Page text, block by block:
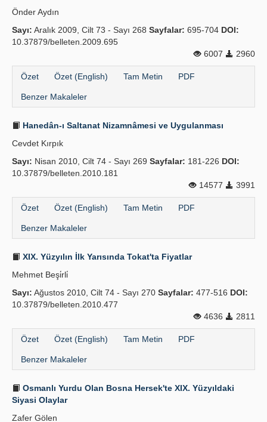
Önder Aydın
Sayı: Aralık 2009, Cilt 73 - Sayı 268 Sayfalar: 695-704 DOI:
10.37879/belleten.2009.695
6007
2960
Özet Özet (English) Tam Metin PDF
Benzer Makaleler
Hanedân-ı Saltanat Nizamnâmesi ve Uygulanması
Cevdet Kırpık
Sayı: Nisan 2010, Cilt 74 - Sayı 269 Sayfalar: 181-226 DOI:
10.37879/belleten.2010.181
14577
3991
Özet Özet (English) Tam Metin PDF
Benzer Makaleler
XIX. Yüzyılın İlk Yarısında Tokat'ta Fiyatlar
Mehmet Beşi̇rli̇
Sayı: Ağustos 2010, Cilt 74 - Sayı 270 Sayfalar: 477-516 DOI:
10.37879/belleten.2010.477
4636
2811
Özet Özet (English) Tam Metin PDF
Benzer Makaleler
Osmanlı Yurdu Olan Bosna Hersek'te XIX. Yüzyıldaki
Siyasi Olaylar
Zafer Gölen